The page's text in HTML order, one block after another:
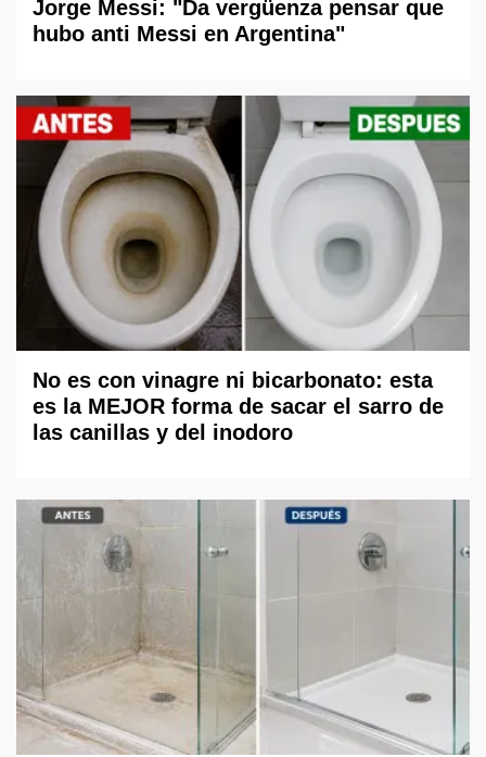
Jorge Messi: "Da vergüenza pensar que
hubo anti Messi en Argentina"
No es con vinagre ni bicarbonato: esta
es la MEJOR forma de sacar el sarro de
las canillas y del inodoro